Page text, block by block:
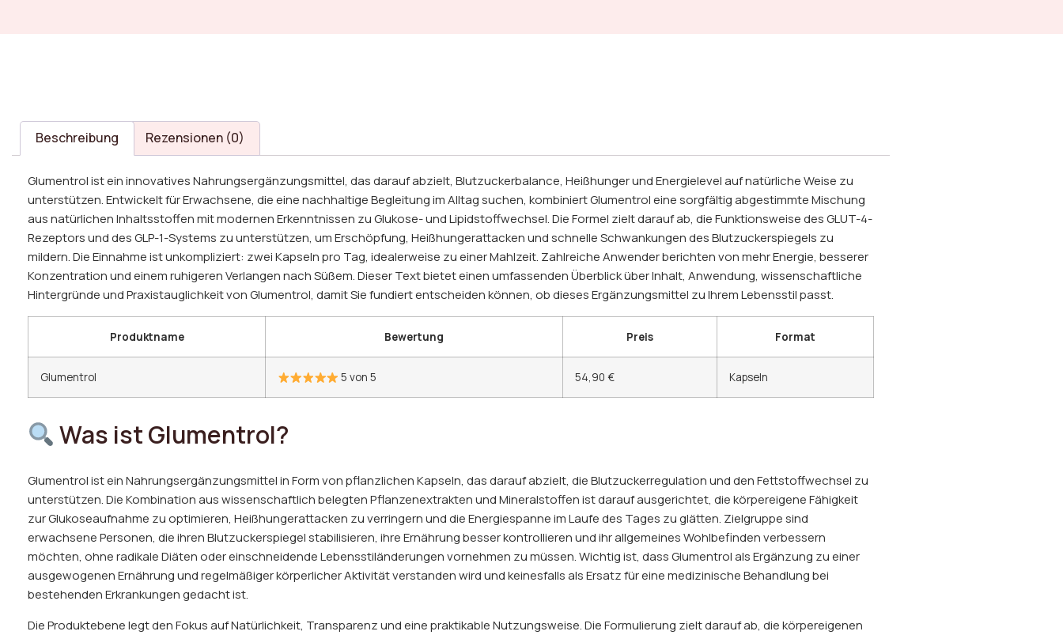
Beschreibung Rezensionen (0)
Glumentrol ist ein innovatives Nahrungsergänzungsmittel, das darauf abzielt, Blutzuckerbalance, Heißhunger und Energielevel auf natürliche Weise zu
unterstützen. Entwickelt für Erwachsene, die eine nachhaltige Begleitung im Alltag suchen, kombiniert Glumentrol eine sorgfältig abgestimmte Mischung
aus natürlichen Inhaltsstoffen mit modernen Erkenntnissen zu Glukose- und Lipidstoffwechsel. Die Formel zielt darauf ab, die Funktionsweise des GLUT-4-
Rezeptors und des GLP-1-Systems zu unterstützen, um Erschöpfung, Heißhungerattacken und schnelle Schwankungen des Blutzuckerspiegels zu
mildern. Die Einnahme ist unkompliziert: zwei Kapseln pro Tag, idealerweise zu einer Mahlzeit. Zahlreiche Anwender berichten von mehr Energie, besserer
Konzentration und einem ruhigeren Verlangen nach Süßem. Dieser Text bietet einen umfassenden Überblick über Inhalt, Anwendung, wissenschaftliche
Hintergründe und Praxistauglichkeit von Glumentrol, damit Sie fundiert entscheiden können, ob dieses Ergänzungsmittel zu Ihrem Lebensstil passt.
Produktname Bewertung Preis Format
Glumentrol 5 von 5 54,90 € Kapseln
Was ist Glumentrol?
Glumentrol ist ein Nahrungsergänzungsmittel in Form von pflanzlichen Kapseln, das darauf abzielt, die Blutzuckerregulation und den Fettstoffwechsel zu
unterstützen. Die Kombination aus wissenschaftlich belegten Pflanzenextrakten und Mineralstoffen ist darauf ausgerichtet, die körpereigene Fähigkeit
zur Glukoseaufnahme zu optimieren, Heißhungerattacken zu verringern und die Energiespanne im Laufe des Tages zu glätten. Zielgruppe sind
erwachsene Personen, die ihren Blutzuckerspiegel stabilisieren, ihre Ernährung besser kontrollieren und ihr allgemeines Wohlbefinden verbessern
möchten, ohne radikale Diäten oder einschneidende Lebensstiländerungen vornehmen zu müssen. Wichtig ist, dass Glumentrol als Ergänzung zu einer
ausgewogenen Ernährung und regelmäßiger körperlicher Aktivität verstanden wird und keinesfalls als Ersatz für eine medizinische Behandlung bei
bestehenden Erkrankungen gedacht ist.
Die Produktebene legt den Fokus auf Natürlichkeit, Transparenz und eine praktikable Nutzungsweise. Die Formulierung zielt darauf ab, die körpereigenen